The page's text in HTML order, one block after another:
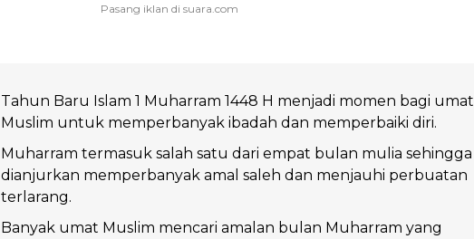
Tahun Baru Islam 1 Muharram 1448 H menjadi momen bagi umat
Muslim untuk memperbanyak ibadah dan memperbaiki diri.
Muharram termasuk salah satu dari empat bulan mulia sehingga
dianjurkan memperbanyak amal saleh dan menjauhi perbuatan
terlarang.
Banyak umat Muslim mencari amalan bulan Muharram yang